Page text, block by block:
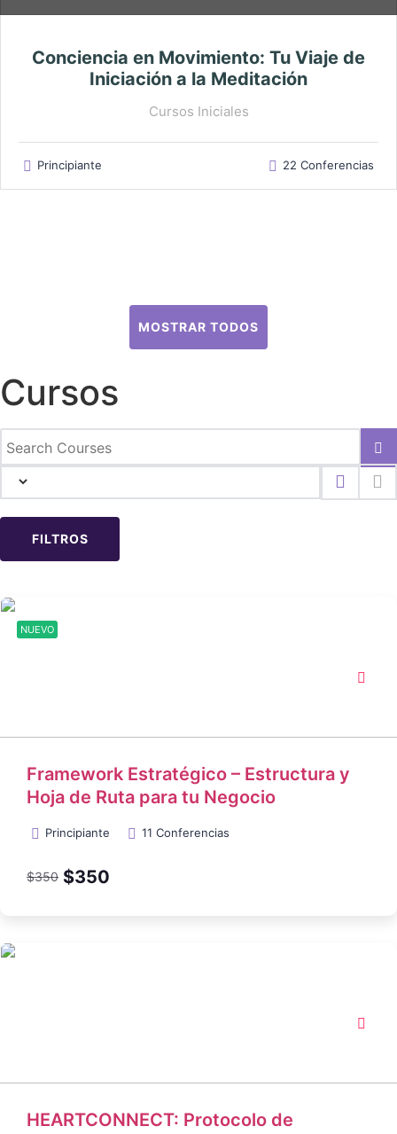
Conciencia en Movimiento: Tu Viaje de
Iniciación a la Meditación
Cursos Iniciales
Principiante 22 Conferencias
MOSTRAR TODOS
Cursos
FILTROS
NUEVO
Framework Estratégico – Estructura y
Hoja de Ruta para tu Negocio
Principiante 11 Conferencias
$350 $350
HEARTCONNECT: Protocolo de